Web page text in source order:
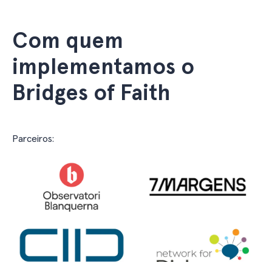
Com quem
implementamos o
Bridges of Faith
Parceiros: